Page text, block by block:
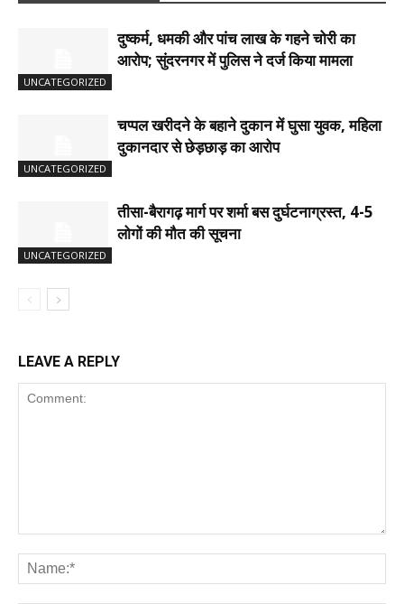
UNCATEGORIZED
दुष्कर्म, धमकी और पांच लाख के गहने चोरी का
आरोप; सुंदरनगर में पुलिस ने दर्ज किया मामला
UNCATEGORIZED
चप्पल खरीदने के बहाने दुकान में घुसा युवक, महिला
दुकानदार से छेड़छाड़ का आरोप
UNCATEGORIZED
तीसा-बैरागढ़ मार्ग पर शर्मा बस दुर्घटनाग्रस्त, 4-5
लोगों की मौत की सूचना
LEAVE A REPLY